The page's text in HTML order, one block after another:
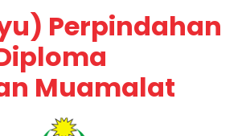
Perpindahan
Muamalat